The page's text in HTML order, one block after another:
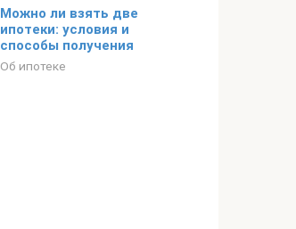
Можно ли взять две
ипотеки: условия и
способы получения
Об ипотеке